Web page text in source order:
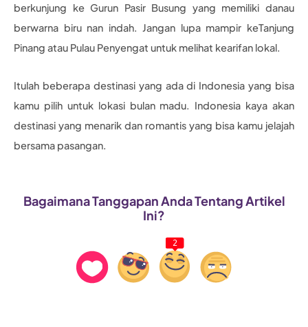
berkunjung ke Gurun Pasir Busung yang memiliki danau
berwarna biru nan indah. Jangan lupa mampir keTanjung
Pinang atau Pulau Penyengat untuk melihat kearifan lokal.
Itulah beberapa destinasi yang ada di Indonesia yang bisa
kamu pilih untuk lokasi bulan madu. Indonesia kaya akan
destinasi yang menarik dan romantis yang bisa kamu jelajah
bersama pasangan.
Bagaimana Tanggapan Anda Tentang Artikel
Ini?
2